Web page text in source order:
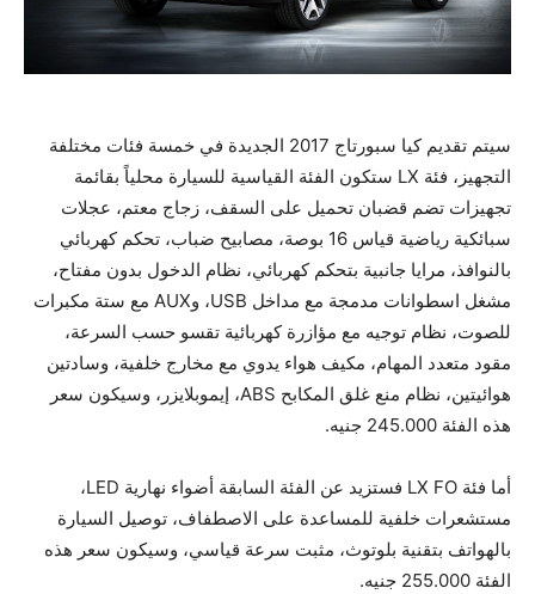
سيتم تقديم كيا سبورتاج 2017 الجديدة في خمسة فئات مختلفة
التجهيز، فئة LX ستكون الفئة القياسية للسيارة محلياً بقائمة
تجهيزات تضم قضبان تحميل على السقف، زجاج معتم، عجلات
سبائكية رياضية قياس 16 بوصة، مصابيح ضباب، تحكم كهربائي
بالنوافذ، مرايا جانبية بتحكم كهربائي، نظام الدخول بدون مفتاح،
مشغل اسطوانات مدمجة مع مداخل USB، وAUX مع ستة مكبرات
للصوت، نظام توجيه مع مؤازرة كهربائية تقسو حسب السرعة،
مقود متعدد المهام، مكيف هواء يدوي مع مخارج خلفية، وسادتين
هوائيتين، نظام منع غلق المكابح ABS، إيموبلايزر، وسيكون سعر
هذه الفئة 245.000 جنيه.
أما فئة LX FO فستزيد عن الفئة السابقة أضواء نهارية LED،
مستشعرات خلفية للمساعدة على الاصطفاف، توصيل السيارة
بالهواتف بتقنية بلوتوث، مثبت سرعة قياسي، وسيكون سعر هذه
الفئة 255.000 جنيه.